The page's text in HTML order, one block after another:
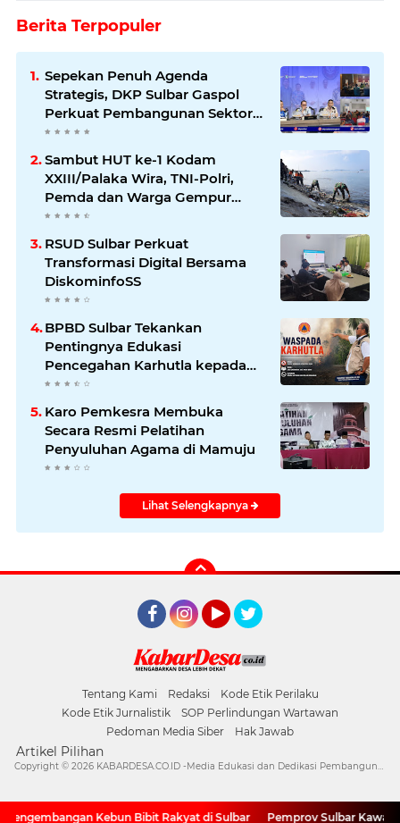
Berita Terpopuler
Sepekan Penuh Agenda
Strategis, DKP Sulbar Gaspol
Perkuat Pembangunan Sektor
Kelautan dan Perikanan
Sambut HUT ke-1 Kodam
XXIII/Palaka Wira, TNI-Polri,
Pemda dan Warga Gempur
Sampah di Pantai Bahari
RSUD Sulbar Perkuat
Transformasi Digital Bersama
DiskominfoSS
BPBD Sulbar Tekankan
Pentingnya Edukasi
Pencegahan Karhutla kepada
Masyarakat
Karo Pemkesra Membuka
Secara Resmi Pelatihan
Penyuluhan Agama di Mamuju
Lihat Selengkapnya
Tentang Kami Redaksi
Kode Etik Perilaku
Kode Etik Jurnalistik
SOP Perlindungan Wartawan
Pedoman Media Siber
Hak Jawab
Artikel Pilihan
Kebun Bibit Rakyat di Sulbar Pemprov Sulbar Kawal
Copyright © 2026 KABARDESA.CO.ID -Media Edukasi dan Dedikasi Pembangunan Desa